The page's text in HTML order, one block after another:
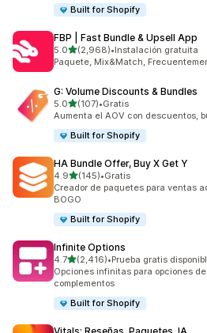
Built for Shopify
FBP | Fast Bundle & Upsell App
5.0de 5 estrellas
(2,968)
2968 reseñas en total
•Instalación gratuita
Paquete, Mix&Match,
G: Volume Discounts & Bundles
5.0de 5 estrellas
(107)
107 reseñas en total
•Gratis
Aumenta el AOV con descuentos,
Built for Shopify
HA Bundle Offer, Buy X Get Y
4.9de 5 estrellas
(145)
145 reseñas en total
•Gratis
Creador de paquetes para ventas
BOGO
Built for Shopify
Infinite Options
4.7de 5 estrellas
(2,416)
2416 reseñas en total
•Prueba gratis
Opciones infinitas para opciones
complementos
Built for Shopify